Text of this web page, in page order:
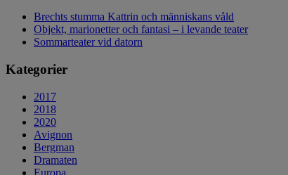
Brechts stumma Kattrin och människans våld
Objekt, marionetter och fantasi – i levande teater
Sommarteater vid datorn
Kategorier
2017
2018
2020
Avignon
Bergman
Dramaten
Europa